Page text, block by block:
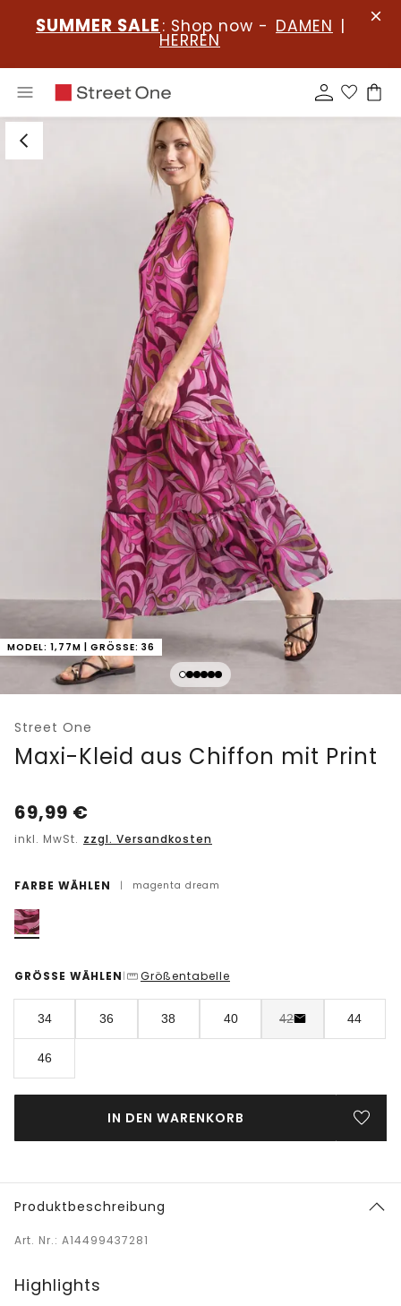
SUMMER SALE : Shop now - DAMEN |
HERREN
MODEL: 1,77M | GRÖSSE: 36
Street One
Maxi-Kleid aus Chiffon mit Print
69,99 €
inkl. MwSt. zzgl. Versandkosten
FARBE WÄHLEN | magenta dream
GRÖSSE WÄHLEN | Größentabelle
34 36 38 40 42 44
46
IN DEN WARENKORB
Produktbeschreibung
Art. Nr.: A14499437281
Highlights